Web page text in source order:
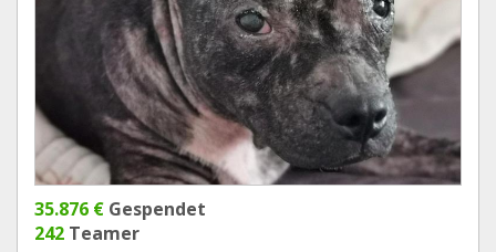
35.876 € Gespendet
242 Teamer